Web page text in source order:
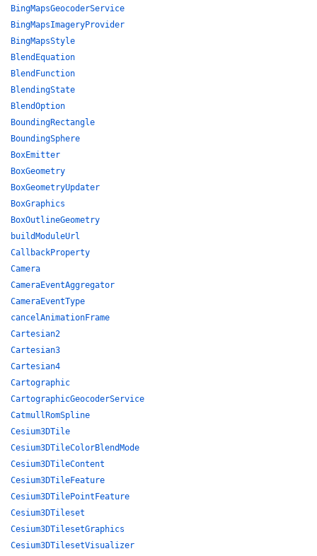
BingMapsGeocoderService
BingMapsImageryProvider
BingMapsStyle
BlendEquation
BlendFunction
BlendingState
BlendOption
BoundingRectangle
BoundingSphere
BoxEmitter
BoxGeometry
BoxGeometryUpdater
BoxGraphics
BoxOutlineGeometry
buildModuleUrl
CallbackProperty
Camera
CameraEventAggregator
CameraEventType
cancelAnimationFrame
Cartesian2
Cartesian3
Cartesian4
Cartographic
CartographicGeocoderService
CatmullRomSpline
Cesium3DTile
Cesium3DTileColorBlendMode
Cesium3DTileContent
Cesium3DTileFeature
Cesium3DTilePointFeature
Cesium3DTileset
Cesium3DTilesetGraphics
Cesium3DTilesetVisualizer